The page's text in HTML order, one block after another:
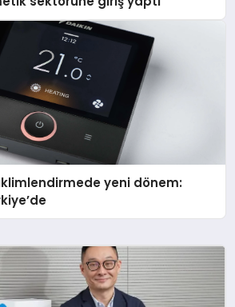
iklimlendirmede yeni dönem: